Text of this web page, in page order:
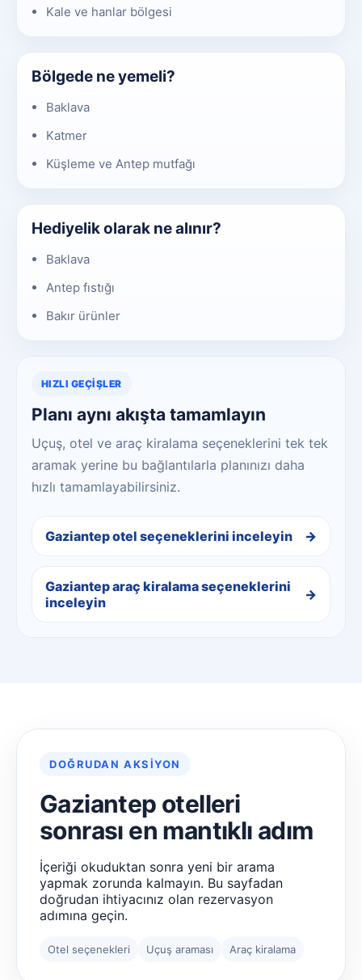
Kale ve hanlar bölgesi
Bölgede ne yemeli?
Baklava
Katmer
Küşleme ve Antep mutfağı
Hediyelik olarak ne alınır?
Baklava
Antep fıstığı
Bakır ürünler
HIZLI GEÇIŞLER
Planı aynı akışta tamamlayın
Uçuş, otel ve araç kiralama seçeneklerini tek tek
aramak yerine bu bağlantılarla planınızı daha
hızlı tamamlayabilirsiniz.
Gaziantep otel seçeneklerini inceleyin
Gaziantep araç kiralama seçeneklerini
inceleyin
DOĞRUDAN AKSIYON
Gaziantep otelleri
sonrası en mantıklı adım
İçeriği okuduktan sonra yeni bir arama
yapmak zorunda kalmayın. Bu sayfadan
doğrudan ihtiyacınız olan rezervasyon
adımına geçin.
Otel seçenekleri Uçuş araması Araç kiralama